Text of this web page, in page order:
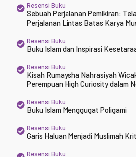
Resensi Buku
Sebuah Perjalanan Pemikiran:
Perjalanan Lintas Batas Karya
Resensi Buku
Buku Islam dan Inspirasi
Resensi Buku
Kisah Rumaysha Nahrasiyah
Perempuan High Curiosity dalam
Resensi Buku
Buku Islam Menggugat Poligami
Resensi Buku
Garis Haluan Menjadi Muslimah
Resensi Buku